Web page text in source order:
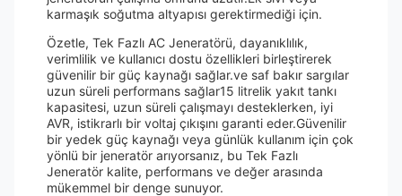
karmaşık soğutma altyapısı gerektirmediği için.
Özetle, Tek Fazlı AC Jeneratörü, dayanıklılık,
verimlilik ve kullanıcı dostu özellikleri birleştirerek
güvenilir bir güç kaynağı sağlar.ve saf bakır sargılar
uzun süreli performans sağlar15 litrelik yakıt tankı
kapasitesi, uzun süreli çalışmayı desteklerken, iyi
AVR, istikrarlı bir voltaj çıkışını garanti eder.Güvenilir
bir yedek güç kaynağı veya günlük kullanım için çok
yönlü bir jeneratör arıyorsanız, bu Tek Fazlı
Jeneratör kalite, performans ve değer arasında
mükemmel bir denge sunuyor.